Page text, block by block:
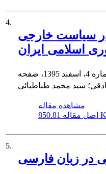
4.
در سیاست خارجی
اسلامی ایران
سید محمد طباطبائی
مشاهده مقاله
اصل مقاله 850.81 K
5.
در زبان فارسی